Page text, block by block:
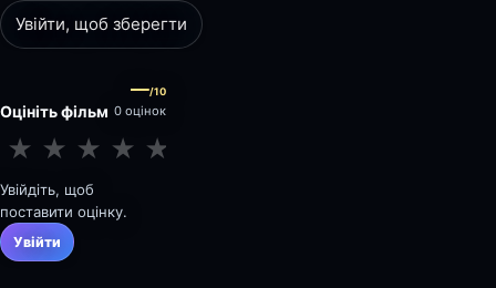
Увійти, щоб зберегти
Оцініть фільм
—/10
0 оцінок
★ ★ ★ ★ ★
Увійдіть, щоб
поставити оцінку.
Увійти